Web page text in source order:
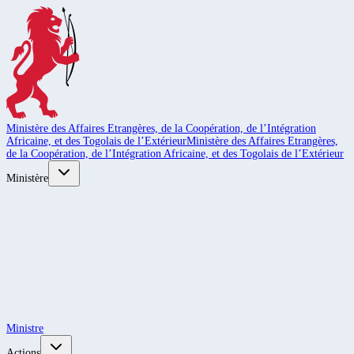
Ministère des Affaires Etrangères, de la Coopération, de l’Intégration
Africaine, et des Togolais de l’ExtérieurMinistère des Affaires Etrangères,
de la Coopération, de l’Intégration Africaine, et des Togolais de l’Extérieur
Ministère
Ministre